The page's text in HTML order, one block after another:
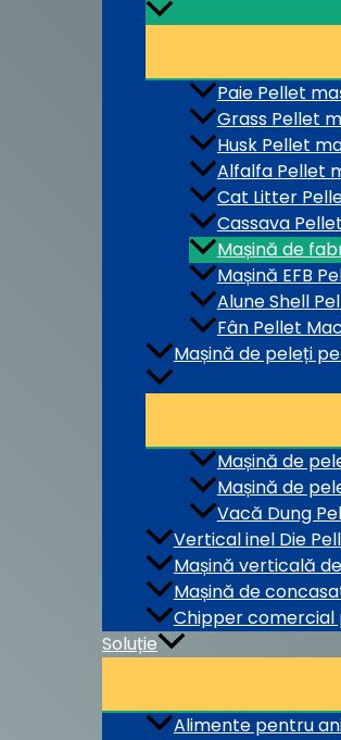
Paie Pellet
Grass Pellet
Husk Pellet
Alfalfa Pellet
Cat Litter
Cassava
Mașină de
Mașină EFB
Alune Shell
Fân Pellet
Mașină de peleți
Mașină de
Mașină de
Vacă Dung
Vertical inel Die
Mașină verticală
Mașină de
Chipper comercial
Soluție
Alimente pentru